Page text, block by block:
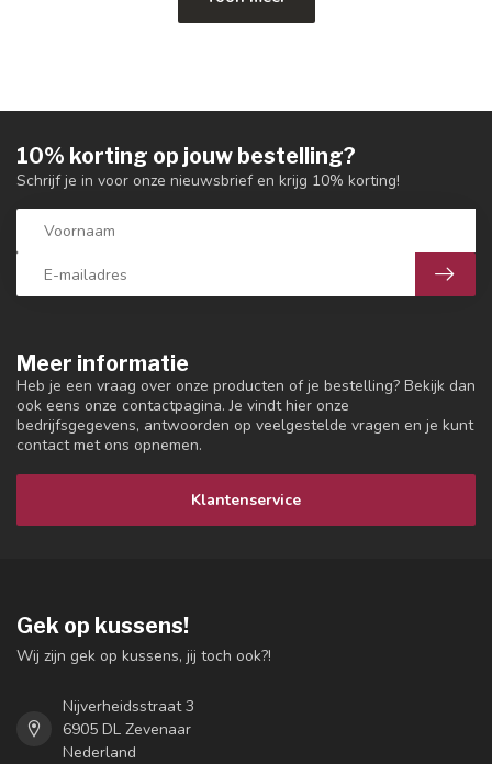
Meer informatie
Heb je een vraag over onze producten of je bestelling? Bekijk dan
ook eens onze contactpagina. Je vindt hier onze
bedrijfsgegevens, antwoorden op veelgestelde vragen en je kunt
contact met ons opnemen.
Klantenservice
10% korting op jouw bestelling?
Schrijf je in voor onze nieuwsbrief en krijg 10% korting!
Gek op kussens!
Wij zijn gek op kussens, jij toch ook?!
Nijverheidsstraat 3
6905 DL Zevenaar
Nederland